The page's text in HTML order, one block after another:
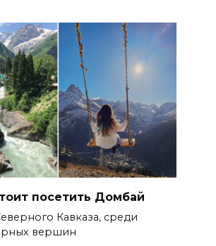
посетить Домбай
Кавказа, среди
вершин